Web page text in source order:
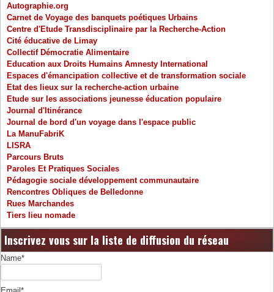
Autographie.org
Carnet de Voyage des banquets poétiques Urbains
Centre d'Etude Transdisciplinaire par la Recherche-Action
Cité éducative de Limay
Collectif Démocratie Alimentaire
Education aux Droits Humains Amnesty International
Espaces d'émancipation collective et de transformation sociale
Etat des lieux sur la recherche-action urbaine
Etude sur les associations jeunesse éducation populaire
Journal d'Itinérance
Journal de bord d'un voyage dans l'espace public
La ManuFabriK
LISRA
Parcours Bruts
Paroles Et Pratiques Sociales
Pédagogie sociale développement communautaire
Rencontres Obliques de Belledonne
Rues Marchandes
Tiers lieu nomade
Inscrivez vous sur la liste de diffusion du réseau
Name*